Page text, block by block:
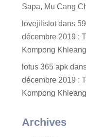
Sapa, Mu Cang
lovejilislotdans
décembre 2019 :
Kompong Khleang
lotus 365 apk
décembre 2019 :
Kompong Khleang
Archives